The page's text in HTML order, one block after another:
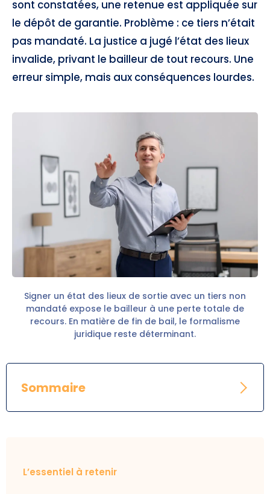
sont constatées, une retenue est appliquée sur
le dépôt de garantie. Problème : ce tiers n’était
pas mandaté. La justice a jugé l’état des lieux
invalide, privant le bailleur de tout recours. Une
erreur simple, mais aux conséquences lourdes.
Signer un état des lieux de sortie avec un tiers non
mandaté expose le bailleur à une perte totale de
recours. En matière de fin de bail, le formalisme
juridique reste déterminant.
Sommaire
L’essentiel à retenir